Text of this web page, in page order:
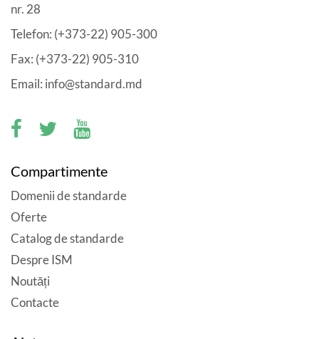
nr. 28
Telefon: (+373-22) 905-300
Fax: (+373-22) 905-310
Email: info@standard.md
Compartimente
Domenii de standarde
Oferte
Catalog de standarde
Despre ISM
Noutăți
Contacte